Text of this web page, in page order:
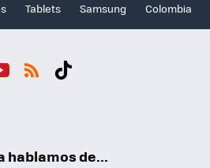
Tablets Samsung Colombia
hablamos de...